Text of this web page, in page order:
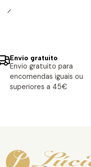
Envio gratuito
Envio gratuito para
encomendas iguais ou
superiores a 45€